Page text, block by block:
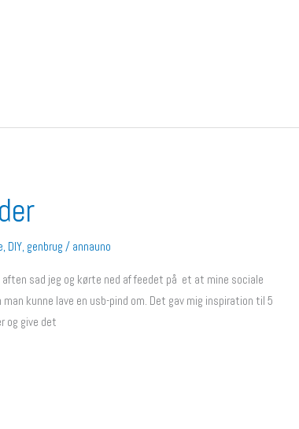
, DIY, genbrug / annauno
sad jeg og kørte ned af feedet på et at mine sociale
kunne lave en usb-pind om. Det gav mig inspiration til 5
og give det